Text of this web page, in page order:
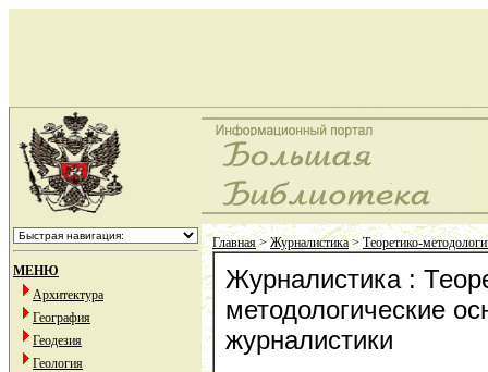
МЕНЮ
Архитектура
География
Геодезия
Геология
Главная>Журналистика>Теоретико-
Журналистика :
методологические
журналистики